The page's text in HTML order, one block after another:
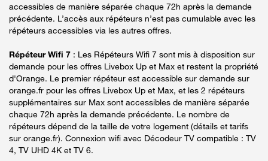
accessibles de manière séparée chaque 72h après la demande
précédente. L’accès aux répéteurs n’est pas cumulable avec les
répéteurs accessibles via les autres offres.
Répéteur Wifi 7 : Les Répéteurs Wifi 7 sont mis à disposition sur
demande pour les offres Livebox Up et Max et restent la propriété
d'Orange. Le premier répéteur est accessible sur demande sur
orange.fr pour les offres Livebox Up et Max, et les 2 répéteurs
supplémentaires sur Max sont accessibles de manière séparée
chaque 72h après la demande précédente. Le nombre de
répéteurs dépend de la taille de votre logement (détails et tarifs
sur orange.fr). Connexion wifi avec Décodeur TV compatible : TV
4, TV UHD 4K et TV 6.